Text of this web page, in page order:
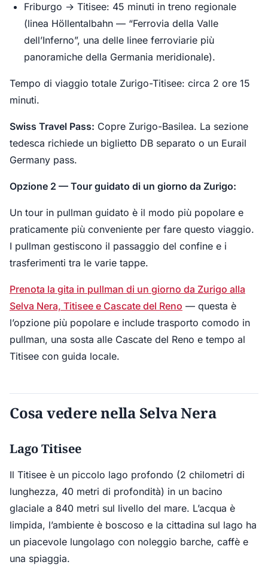
Friburgo → Titisee: 45 minuti in treno regionale
(linea Höllentalbahn — “Ferrovia della Valle
dell’Inferno”, una delle linee ferroviarie più
panoramiche della Germania meridionale).
Tempo di viaggio totale Zurigo-Titisee: circa 2 ore 15
minuti.
Swiss Travel Pass: Copre Zurigo-Basilea. La sezione
tedesca richiede un biglietto DB separato o un Eurail
Germany pass.
Opzione 2 — Tour guidato di un giorno da Zurigo:
Un tour in pullman guidato è il modo più popolare e
praticamente più conveniente per fare questo viaggio.
I pullman gestiscono il passaggio del confine e i
trasferimenti tra le varie tappe.
Prenota la gita in pullman di un giorno da Zurigo alla
Selva Nera, Titisee e Cascate del Reno — questa è
l’opzione più popolare e include trasporto comodo in
pullman, una sosta alle Cascate del Reno e tempo al
Titisee con guida locale.
Cosa vedere nella Selva Nera
Lago Titisee
Il Titisee è un piccolo lago profondo (2 chilometri di
lunghezza, 40 metri di profondità) in un bacino
glaciale a 840 metri sul livello del mare. L’acqua è
limpida, l’ambiente è boscoso e la cittadina sul lago ha
un piacevole lungolago con noleggio barche, caffè e
una spiaggia.